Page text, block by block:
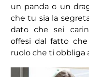
un panda o un
che tu sia la
dato che sei
offesi dal fatto
ruolo che ti obbliga